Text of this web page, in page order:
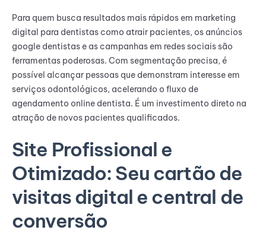
Para quem busca resultados mais rápidos em marketing
digital para dentistas como atrair pacientes, os anúncios
google dentistas e as campanhas em redes sociais são
ferramentas poderosas. Com segmentação precisa, é
possível alcançar pessoas que demonstram interesse em
serviços odontológicos, acelerando o fluxo de
agendamento online dentista. É um investimento direto na
atração de novos pacientes qualificados.
Site Profissional e
Otimizado: Seu cartão de
visitas digital e central de
conversão